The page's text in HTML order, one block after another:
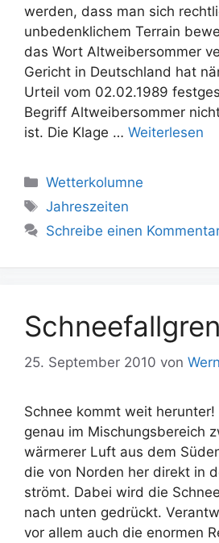
werden, dass man sich
unbedenklichem Terrain
das Wort Altweibersommer
Gericht in Deutschland hat
Urteil vom 02.02.1989
Begriff Altweibersommer
ist. Die Klage … Weiterlesen
Kategorien
Wetterkolumne
Schlagwörter
Jahreszeiten
Schreibe einen
25. September 2010 von
Schnee kommt weit
genau im Mischungsbereich
wärmerer Luft aus dem
die von Norden her direkt in
strömt. Dabei wird die
nach unten gedrückt.
vor allem auch die enormen